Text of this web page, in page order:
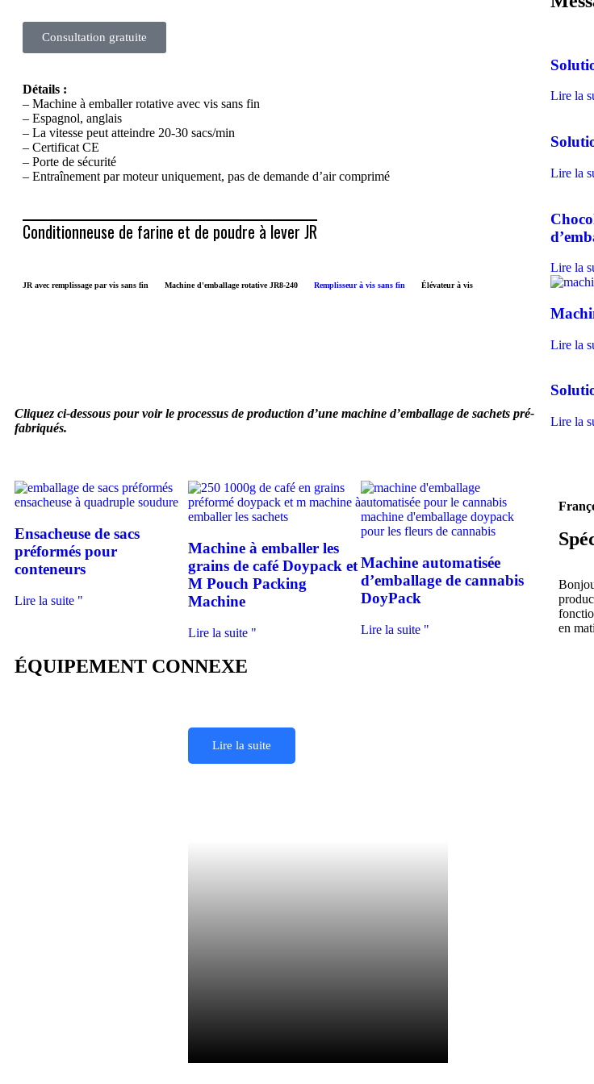
Consultation gratuite
Détails :
– Machine à emballer rotative avec vis sans fin
– Espagnol, anglais
– La vitesse peut atteindre 20-30 sacs/min
– Certificat CE
– Porte de sécurité
– Entraînement par moteur uniquement, pas de demande d’air comprimé
Conditionneuse de farine et de poudre à lever JR
JR avec remplissage par vis sans fin Machine d'emballage rotative JR8-240 Remplisseur à vis sans fin Élévateur à vis
Voir
Voir
Cliquez ci-dessous pour voir le processus de production d’une machine d’emballage de sachets pré-
fabriqués.
Ensacheuse de sacs
préformés pour
conteneurs
Lire la suite "
Machine à emballer les
grains de café Doypack et
M Pouch Packing
Machine
Lire la suite "
Machine automatisée
d’emballage de cannabis
DoyPack
Lire la suite "
ÉQUIPEMENT CONNEXE
Lire la suite
Lire la
Lire la
Lire la
Lire la
Lire la
en